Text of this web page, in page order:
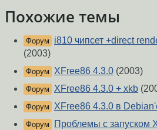
Похожие темы
Форум
i810 чипсет +direct
(2003)
Форум XFree86 4.3.0 (2003)
Форум XFree86 4.3.0 + xkb
Форум XFree86 4.3.0 в
Форум Проблемы с запуском